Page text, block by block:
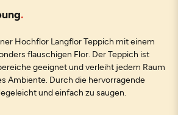
Hochflor Langflor Teppich mit einem
flauschigen Flor. Der Teppich ist
geeignet und verleiht jedem Raum
Ambiente. Durch die hervorragende
und einfach zu saugen.